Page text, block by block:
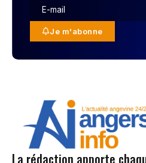
Je m'abonne
La rédaction apporte